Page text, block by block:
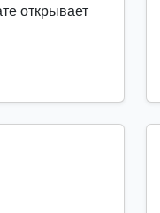
открывает